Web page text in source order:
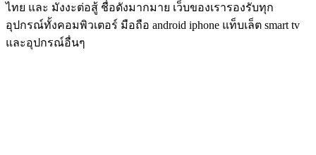
ไทย และ มังงะต่อสู้ ชื่อดังมากมาย เว็บของเรารองรับทุก
อุปกรณ์ทั้งคอมพิวเตอร์ มือถือ android iphone แท็บเล็ต smart tv
และอุปกรณ์อื่นๆ